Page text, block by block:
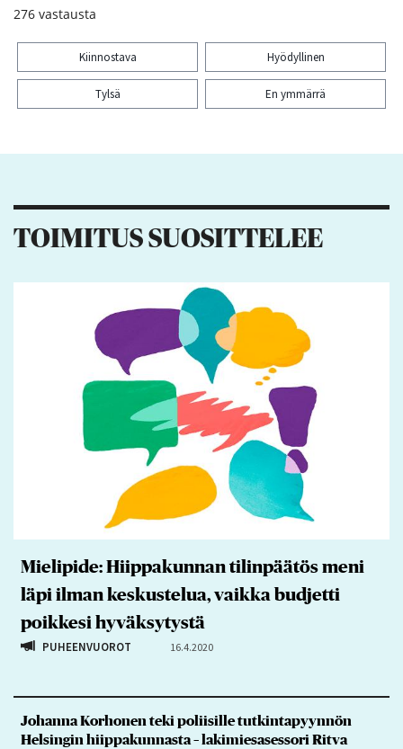
276 vastausta
Kiinnostava Hyödyllinen
Tylsä En ymmärrä
TOIMITUS SUOSITTELEE
Mielipide: Hiippakunnan tilinpäätös meni
läpi ilman keskustelua, vaikka budjetti
poikkesi hyväksytystä
PUHEENVUOROT 16.4.2020
Johanna Korhonen teki poliisille tutkintapyynnön
Helsingin hiippakunnasta – lakimiesasessori Ritva